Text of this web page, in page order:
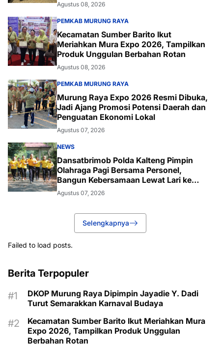
Agustus 08, 2026
PEMKAB MURUNG RAYA
Kecamatan Sumber Barito Ikut
Meriahkan Mura Expo 2026, Tampilkan
Produk Unggulan Berbahan Rotan
Agustus 08, 2026
PEMKAB MURUNG RAYA
Murung Raya Expo 2026 Resmi Dibuka,
Jadi Ajang Promosi Potensi Daerah dan
Penguatan Ekonomi Lokal
Agustus 07, 2026
NEWS
Dansatbrimob Polda Kalteng Pimpin
Olahraga Pagi Bersama Personel,
Bangun Kebersamaan Lewat Lari ke
Bukit Baranahu
Agustus 07, 2026
Selengkapnya
Failed to load posts.
Berita Terpopuler
DKOP Murung Raya Dipimpin Jayadie Y. Dadi
Turut Semarakkan Karnaval Budaya
Kecamatan Sumber Barito Ikut Meriahkan Mura
Expo 2026, Tampilkan Produk Unggulan
Berbahan Rotan